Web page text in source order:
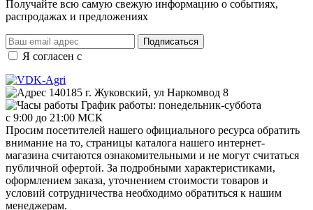
Получайте всю самую свежую информацию о событиях,
распродажах и предложениях
Подписаться
Я согласен с
140185 г. Жуковский, ул Наркомвод 8
График работы: понедельник-суббота
с 9:00 до 21:00 МСК
Просим посетителей нашего официального ресурса обратить
внимание на то, страницы каталога нашего интернет-
магазина считаются ознакомительными и не могут считаться
публичной офертой. За подробными характеристиками,
оформлением заказа, уточнением стоимости товаров и
условий сотрудничества необходимо обратиться к нашим
менеджерам.